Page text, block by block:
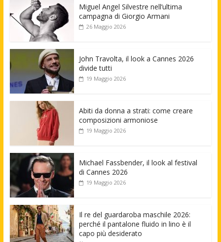
Miguel Angel Silvestre nell’ultima
campagna di Giorgio Armani
26 Maggio 2026
John Travolta, il look a Cannes 2026
divide tutti
19 Maggio 2026
Abiti da donna a strati: come creare
composizioni armoniose
19 Maggio 2026
Michael Fassbender, il look al festival
di Cannes 2026
19 Maggio 2026
Il re del guardaroba maschile 2026:
perché il pantalone fluido in lino è il
capo più desiderato